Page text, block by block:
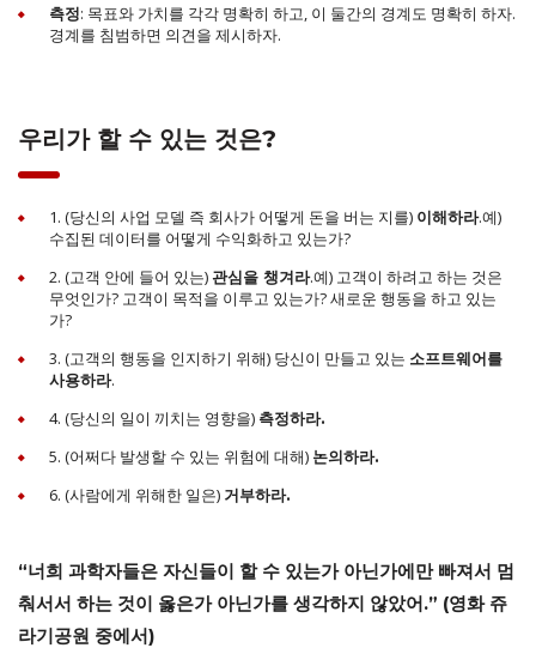
측정: 목표와 가치를 각각 명확히 하고, 이 둘간의 경계도 명확히 하자.
경계를 침범하면 의견을 제시하자.
우리가 할 수 있는 것은?
1. (당신의 사업 모델 즉 회사가 어떻게 돈을 버는 지를) 이해하라.예)
수집된 데이터를 어떻게 수익화하고 있는가?
2. (고객 안에 들어 있는)관심을 챙겨라.예) 고객이 하려고 하는 것은
무엇인가? 고객이 목적을 이루고 있는가? 새로운 행동을 하고 있는
가?
3. (고객의 행동을 인지하기 위해) 당신이 만들고 있는 소프트웨어를
사용하라.
4. (당신의 일이 끼치는 영향을) 측정하라.
5. (어쩌다 발생할 수 있는 위험에 대해) 논의하라.
6. (사람에게 위해한 일은) 거부하라.
“너희 과학자들은 자신들이 할 수 있는가 아닌가에만 빠져서 멈
춰서서 하는 것이 옳은가 아닌가를 생각하지 않았어.” (영화 쥬
라기공원 중에서)